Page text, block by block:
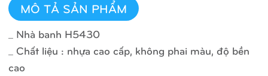
MÔ TẢ SẢN PHẨM
_ Nhà banh H5430
_ Chất liệu : nhựa cao cấp, không phai màu, độ bền
cao